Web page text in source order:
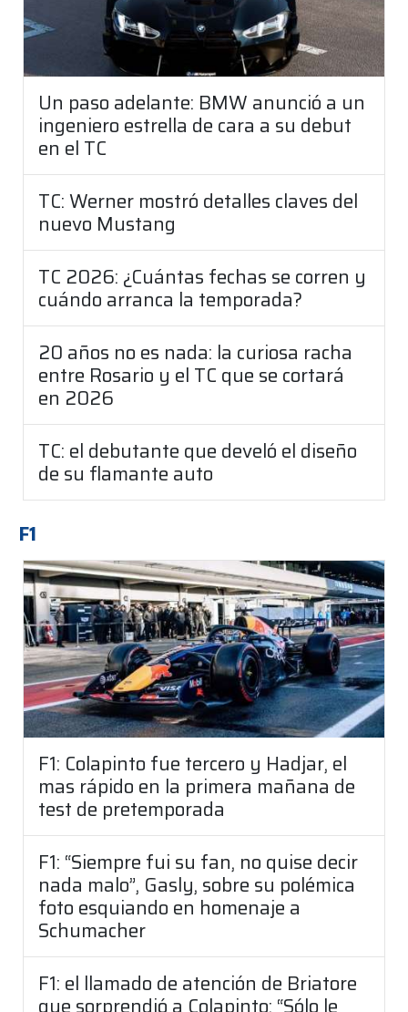
Un paso adelante: BMW anunció a un
ingeniero estrella de cara a su debut
en el TC
TC: Werner mostró detalles claves del
nuevo Mustang
TC 2026: ¿Cuántas fechas se corren y
cuándo arranca la temporada?
20 años no es nada: la curiosa racha
entre Rosario y el TC que se cortará
en 2026
TC: el debutante que develó el diseño
de su flamante auto
F1
F1: Colapinto fue tercero y Hadjar, el
mas rápido en la primera mañana de
test de pretemporada
F1: “Siempre fui su fan, no quise decir
nada malo”, Gasly, sobre su polémica
foto esquiando en homenaje a
Schumacher
F1: el llamado de atención de Briatore